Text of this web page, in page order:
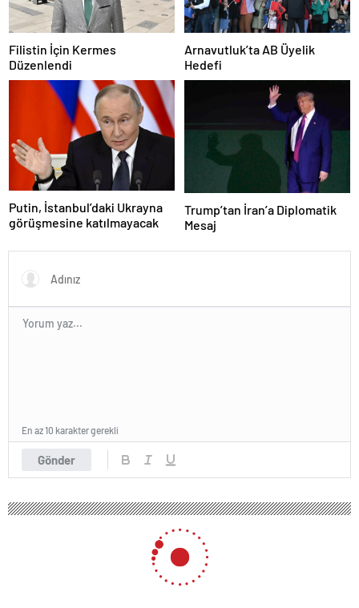
Filistin İçin Kermes
Düzenlendi
Arnavutluk’ta AB Üyelik
Hedefi
Putin, İstanbul’daki Ukrayna
görüşmesine katılmayacak
Trump’tan İran’a Diplomatik
Mesaj
Gönder
En az 10 karakter gerekli